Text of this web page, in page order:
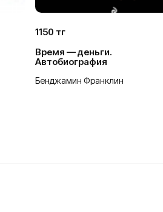
1150 тг
Время — деньги.
Автобиография
Бенджамин Франклин